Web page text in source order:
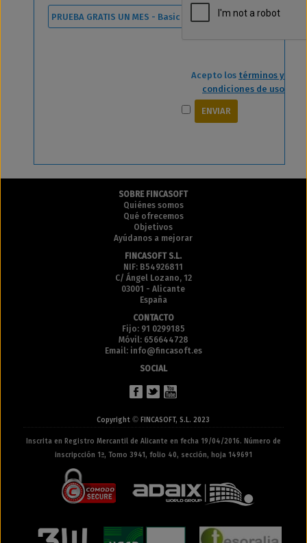
Acepto los términos y
condiciones de uso
SOBRE FINCASOFT
Quiénes somos
Qué ofrecemos
Objetivos
Ayúdanos a mejorar
FINCASOFT S.L.
NIF: B54926811
C/ Ángel Lozano, 12
03001 - Alicante
España
CONTACTO
Fijo: 91 0299185
Móvil: 656644728
Email: info@fincasoft.es
SOCIAL
Copyright© FINCASOFT, S.L. 2023
Inscrita en Registro Mercantil de Alicante en fecha 19/04/2016. Número de
inscripcción 1ª, Tomo 3941, folio 40, sección, hoja 149691